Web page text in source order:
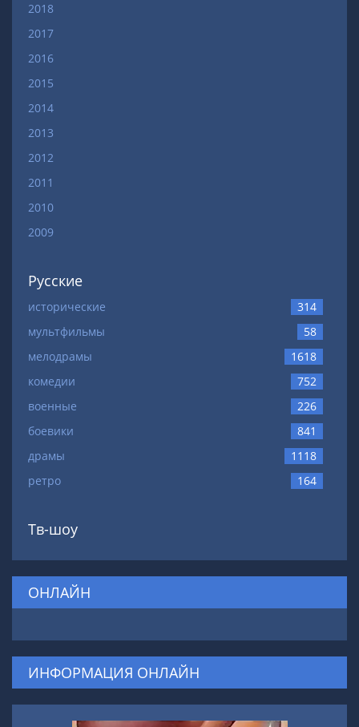
2018
2017
2016
2015
2014
2013
2012
2011
2010
2009
Русские
исторические
314
мультфильмы
58
мелодрамы
1618
комедии
752
военные
226
боевики
841
драмы
1118
ретро
164
Тв-шоу
ОНЛАЙН
ИНФОРМАЦИЯ ОНЛАЙН